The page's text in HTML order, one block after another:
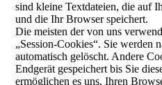
sind kleine Textdateien, die auf
und die Ihr Browser speichert.
Die meisten der von uns
„Session-Cookies“. Sie werden
automatisch gelöscht. Andere
Endgerät gespeichert bis Sie
ermöglichen es uns, Ihren